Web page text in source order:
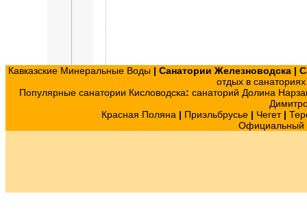
Кавказские Минеральные Воды | Санатории Железноводска |
отдых в
Популярные санатории Кисловодска: санаторий Долина
Красная Поляна | Приэльбрусье| Чегет|
Официальный